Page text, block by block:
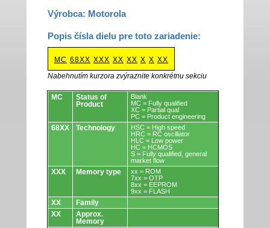
Výrobca: Motorola
Popis čísla dielu pre toto zariadenie:
MC 68XX XXX XX XX X X XX
Nabehnutím kurzora zvýraznite konkrétnu sekciu
Obvody.
MC
Status of
Product
Blank
MC = Fully qualified
XC = Partial qual
PC = Product engineering
68XX Technology
HSC = High speed
HRC = RC oscillator
HLC = Low power
HC = HCMOS
S = Fully qualified, general
market flow
XXX Memory type
xx = ROM
7xx = OTP
8xx = EEPROM
9xx = FLASH
XX
Family
XX
Approx.
Memory